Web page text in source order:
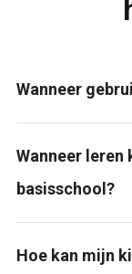
Wanneer
Wanneer
basisschool?
Hoe kan mijn